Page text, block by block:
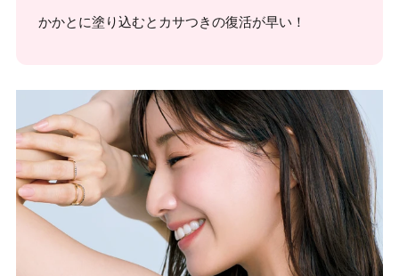
かかとに塗り込むとカサつきの復活が早い！